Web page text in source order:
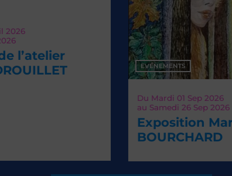
EVÉNEMENTS
Sep 2026
Sep 2026
Exposition Marcel
BOURCHARD